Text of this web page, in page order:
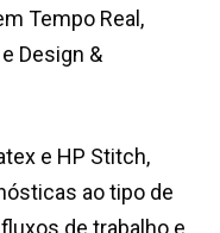
Tempo Real,
Design &
e HP Stitch,
ao tipo de